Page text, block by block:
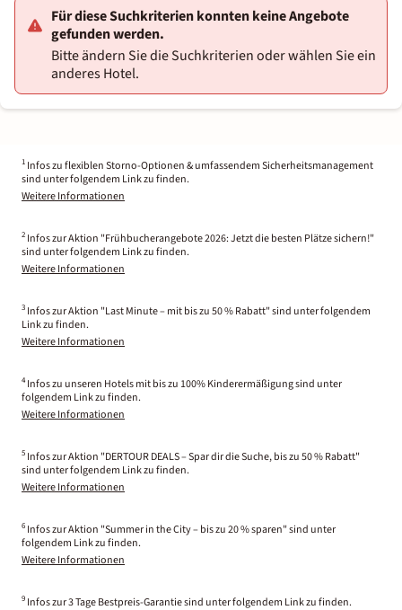
Für diese Suchkriterien konnten keine Angebote
gefunden werden.
Bitte ändern Sie die Suchkriterien oder wählen Sie ein
anderes Hotel.
1 Infos zu flexiblen Storno-Optionen & umfassendem Sicherheitsmanagement
sind unter folgendem Link zu finden.
Weitere Informationen
2 Infos zur Aktion "Frühbucherangebote 2026: Jetzt die besten Plätze sichern!"
sind unter folgendem Link zu finden.
Weitere Informationen
3 Infos zur Aktion "Last Minute – mit bis zu 50 % Rabatt" sind unter folgendem
Link zu finden.
Weitere Informationen
4 Infos zu unseren Hotels mit bis zu 100% Kinderermäßigung sind unter
folgendem Link zu finden.
Weitere Informationen
5 Infos zur Aktion "DERTOUR DEALS – Spar dir die Suche, bis zu 50 % Rabatt"
sind unter folgendem Link zu finden.
Weitere Informationen
6 Infos zur Aktion "Summer in the City – bis zu 20 % sparen" sind unter
folgendem Link zu finden.
Weitere Informationen
9 Infos zur 3 Tage Bestpreis-Garantie sind unter folgendem Link zu finden.